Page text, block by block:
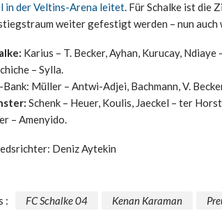
in der Veltins-Arena leitet. Für Schalke ist die
weiter gefestigt werden – nun
Karius – T. Becker, Ayhan, Kurucay,
– Sylla.
Müller – Antwi-Adjei, Bachmann, V.
Schenk – Heuer, Koulis, Jaeckel – ter
– Amenyido.
Deniz Aytekin
: FC Schalke 04 Kenan Karaman